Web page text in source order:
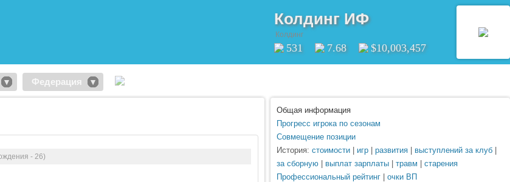
Колдинг ИФ
Колдинг
531 7.68 $10,003,457
Федерация
- 26)
Общая информация
Прогресс игрока по сезонам
Совмещение позиции
История: стоимости игр развития выступлений за клуб
за сборную
выплат зарплаты травм
старения
Профессиональный рейтинг
очки ВП